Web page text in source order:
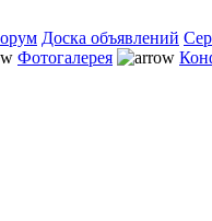
Доска объявлений
Фотогалерея